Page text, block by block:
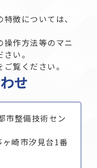
徴については、
作方法等のマニ
い。
ご覧ください。
せ
整備技術セン
崎市汐見台1番